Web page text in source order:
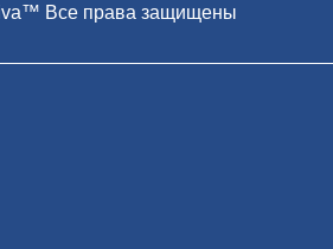
Все права защищены